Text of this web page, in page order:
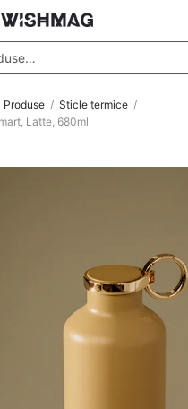
Produse / Sticle termice /
Latte, 680ml